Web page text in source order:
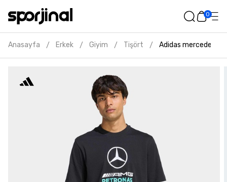
0
Anasayfa / Erkek / Giyim / Tişört / Adidas mercedes